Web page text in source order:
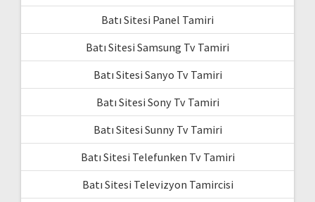
Batı Sitesi Panel Tamiri
Batı Sitesi Samsung Tv Tamiri
Batı Sitesi Sanyo Tv Tamiri
Batı Sitesi Sony Tv Tamiri
Batı Sitesi Sunny Tv Tamiri
Batı Sitesi Telefunken Tv Tamiri
Batı Sitesi Televizyon Tamircisi